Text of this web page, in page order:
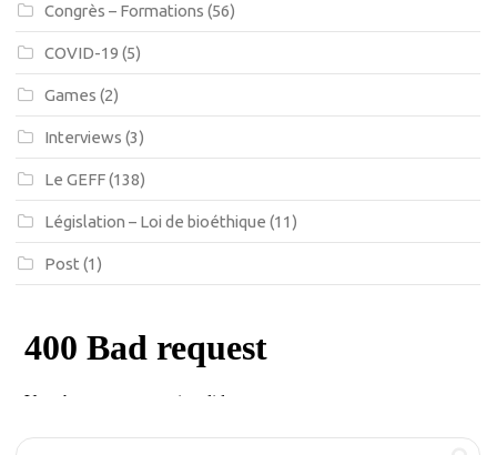
Congrès – Formations (56)
COVID-19 (5)
Games (2)
Interviews (3)
Le GEFF(138)
Législation – Loi de bioéthique (11)
Post (1)